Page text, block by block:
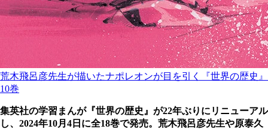
荒木飛呂彦先生が描いたナポレオンが目を引く『世界の歴史』
10巻
集英社の学習まんが『世界の歴史』が22年ぶりにリニューアル
し、2024年10月4日に全18巻で発売。荒木飛呂彦先生や原泰久